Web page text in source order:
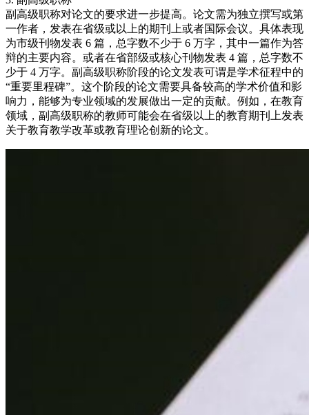
副高级职称对论文的要求进一步提高。论文需为独立撰写或第
一作者，发表在省级或以上的期刊上或者国际会议。具体表现
为市级刊物发表 6 篇，总字数不少于 6 万字，其中一篇作为答
辩的主要内容。或者在省部级或核心刊物发表 4 篇，总字数不
少于 4 万字。副高级职称阶段的论文发表可谓是学术征程中的
“重要里程碑”。这个阶段的论文需要具备较高的学术价值和影
响力，能够为专业领域的发展做出一定的贡献。例如，在教育
领域，副高级职称的教师可能会在省级以上的教育期刊上发表
关于教育教学改革或教育理论创新的论文。